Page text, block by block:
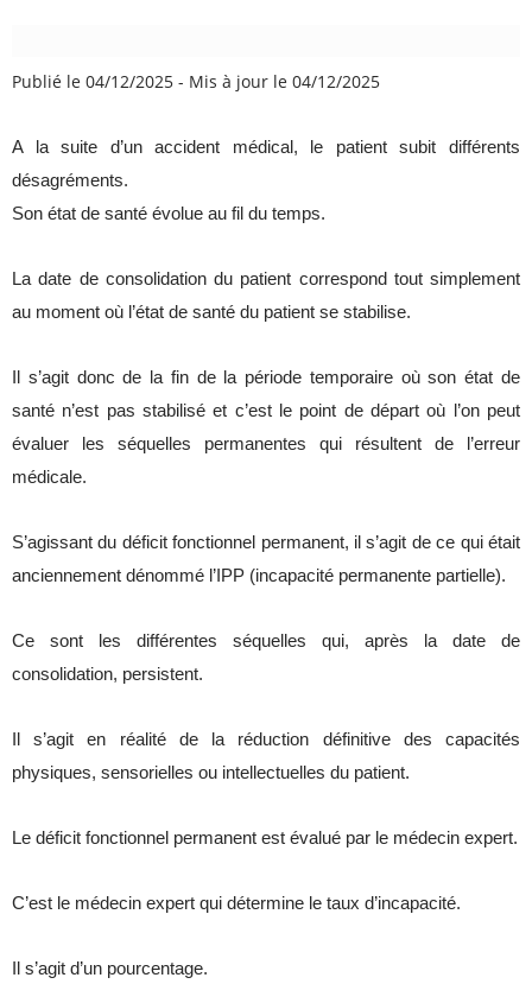
Publié le 04/12/2025 - Mis à jour le 04/12/2025
A la suite d’un accident médical, le patient subit différents
désagréments.
Son état de santé évolue au fil du temps.
La date de consolidation du patient correspond tout simplement
au moment où l’état de santé du patient se stabilise.
Il s’agit donc de la fin de la période temporaire où son état de
santé n’est pas stabilisé et c’est le point de départ où l’on peut
évaluer les séquelles permanentes qui résultent de l’erreur
médicale.
S’agissant du déficit fonctionnel permanent, il s’agit de ce qui était
anciennement dénommé l’IPP (incapacité permanente partielle).
Ce sont les différentes séquelles qui, après la date de
consolidation, persistent.
Il s’agit en réalité de la réduction définitive des capacités
physiques, sensorielles ou intellectuelles du patient.
Le déficit fonctionnel permanent est évalué par le médecin expert.
C’est le médecin expert qui détermine le taux d’incapacité.
Il s’agit d’un pourcentage.